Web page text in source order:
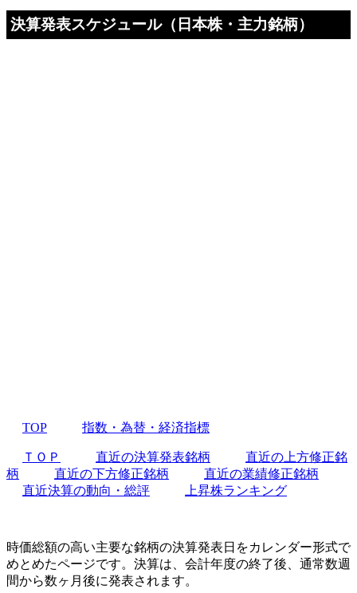
決算発表スケジュール（日本株・主力銘柄）
TOP 指数・為替・経済指標
ＴＯＰ 直近の決算発表銘柄
直近の上方修正銘
柄
直近の下方修正銘柄
直近の業績修正銘柄
直近決算の動向・総評
上昇株ランキング
時価総額の高い主要な銘柄の決算発表日をカレンダー形式で
めとめたページです。決算は、会計年度の終了後、通常数週
間から数ヶ月後に発表されます。